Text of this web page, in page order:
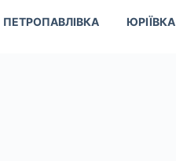
ПЕТРОПАВЛІВКА ЮРІЇВКА